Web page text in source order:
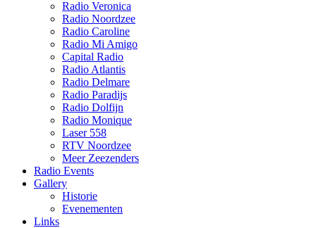
Radio Veronica
Radio Noordzee
Radio Caroline
Radio Mi Amigo
Capital Radio
Radio Atlantis
Radio Delmare
Radio Paradijs
Radio Dolfijn
Radio Monique
Laser 558
RTV Noordzee
Meer Zeezenders
Radio Events
Gallery
Historie
Evenementen
Links